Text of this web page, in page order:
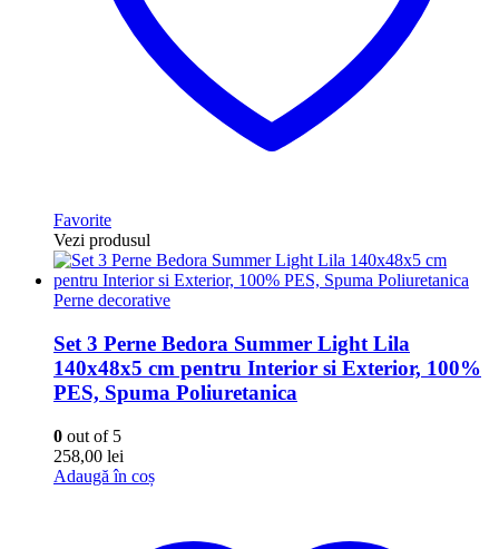
Favorite
Vezi produsul
Perne decorative
Set 3 Perne Bedora Summer Light Lila
140x48x5 cm pentru Interior si Exterior, 100%
PES, Spuma Poliuretanica
0 out of 5
258,00 lei
Adaugă în coș